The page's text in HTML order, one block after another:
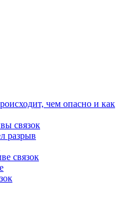
чем опасно и как
связок
разрыв
связок